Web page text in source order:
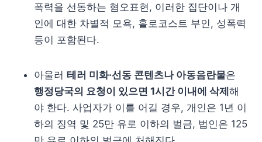
폭력을 선동하는 혐오표현, 이러한 집단이나 개
인에 대한 차별적 모욕, 홀로코스트 부인, 성폭력
등이 포함된다.
아울러 테러 미화·선동 콘텐츠나 아동음란물은
행정당국의 요청이 있으면 1시간 이내에 삭제해
야 한다. 사업자가 이를 어길 경우, 개인은 1년 이
하의 징역 및 25만 유로 이하의 벌금, 법인은 125